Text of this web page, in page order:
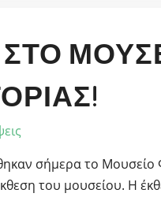
ΣΤΟ
σήμερα το Μουσείο
του μουσείου. Η